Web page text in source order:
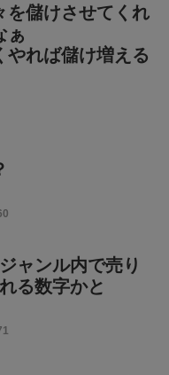
を儲けさせてくれ
ぁ
やれば儲け増える
ャンル内で売り
る数字かと